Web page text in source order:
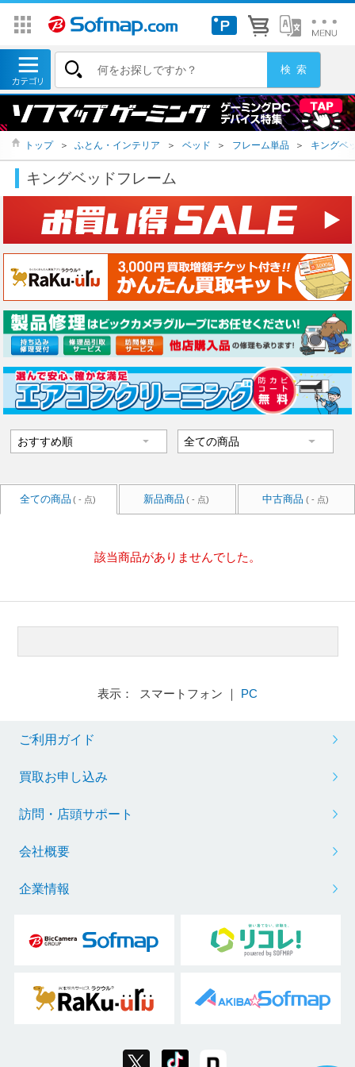
トップ ＞ ふとん・インテリア ＞ ベッド ＞ フレーム単品 ＞ キングベ
キングベッドフレーム
全ての商品 ( - 点) 新品商品 ( - 点) 中古商品 ( - 点)
該当商品がありませんでした。
表示： スマートフォン ｜ PC
ご利用ガイド
買取お申し込み
訪問・店頭サポート
会社概要
企業情報